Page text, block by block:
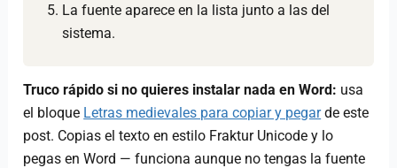
La fuente aparece en la lista junto a las del
sistema.
Truco rápido si no quieres instalar nada en Word: usa
el bloque Letras medievales para copiar y pegarde este
post. Copias el texto en estilo Fraktur Unicode y lo
pegas en Word — funciona aunque no tengas la fuente